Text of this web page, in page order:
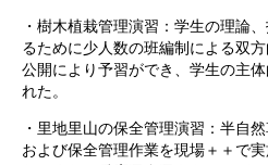
・樹木植栽管理演習：学生の理論
るために少人数の班編制による双
公開により予習ができ、学生の主
れた。
・里地里山の保全管理演習：半自
および保全管理作業を現場＋＋で